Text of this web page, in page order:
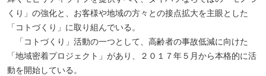
くり」の強化と、お客様や地域の方々との接点拡大を主眼とした
「コトづくり」に取り組んでいる。
「コトづくり」活動の一つとして、高齢者の事故低減に向けた
「地域密着プロジェクト」があり、２０１７年５月から本格的に活
動を開始している。